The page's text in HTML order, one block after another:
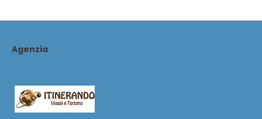
Agenzia